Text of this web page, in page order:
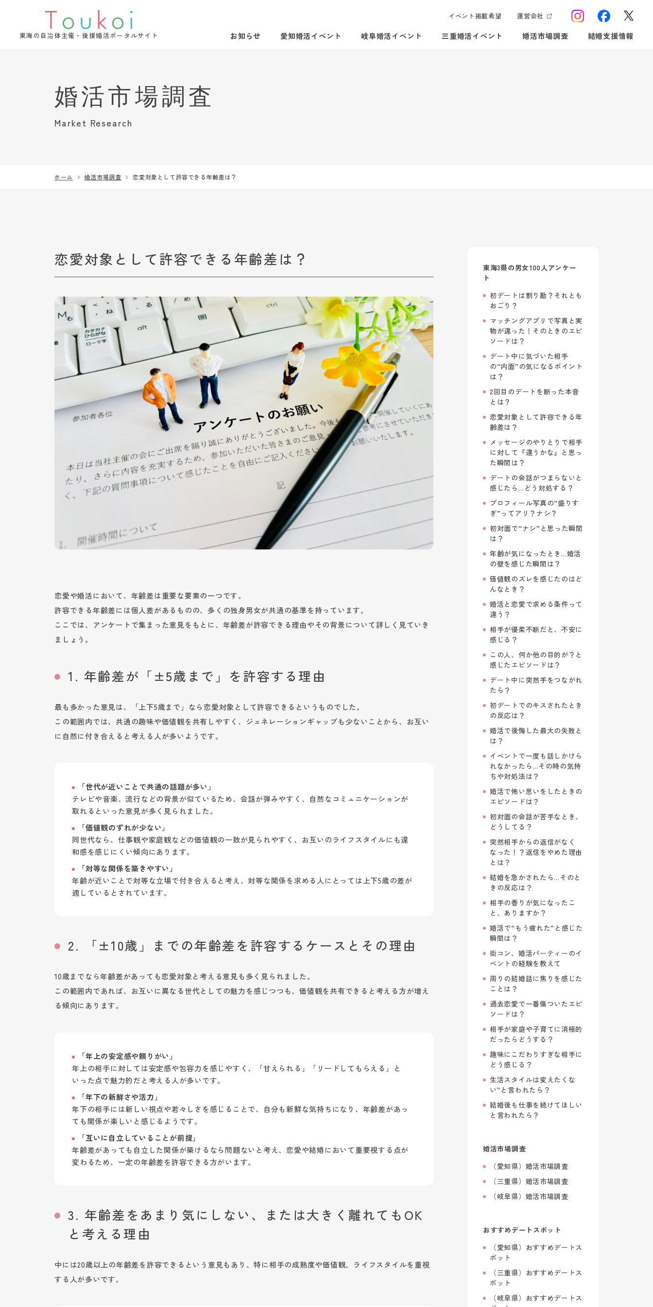
東海の自治体主催・後援婚活ポータルサイト
イベント掲載希望 運営会社
お知らせ 愛知婚活イベント 岐阜婚活イベント 三重婚活イベント 婚活市場調査 結婚支援情報
Market Research
ホーム 婚活市場調査 恋愛対象として許容できる年齢差は？
恋愛対象として許容できる年齢差は？
恋愛や婚活において、年齢差は重要な要素の一つです。
許容できる年齢差には個人差があるものの、多くの独身男女が共通の基準を持っています。
ここでは、アンケートで集まった意見をもとに、年齢差が許容できる理由やその背景について詳しく見ていき
ましょう。
1. 年齢差が「±5歳まで」を許容する理由
最も多かった意見は、「上下5歳まで」なら恋愛対象として許容できるというものでした。
この範囲内では、共通の趣味や価値観を共有しやすく、ジェネレーションギャップも少ないことから、お互い
に自然に付き合えると考える人が多いようです。
「世代が近いことで共通の話題が多い」
テレビや音楽、流行などの背景が似ているため、会話が弾みやすく、自然なコミュニケーションが
取れるといった意見が多く見られました。
「価値観のずれが少ない」
同世代なら、仕事観や家庭観などの価値観の一致が見られやすく、お互いのライフスタイルにも違
和感を感じにくい傾向にあります。
「対等な関係を築きやすい」
年齢が近いことで対等な立場で付き合えると考え、対等な関係を求める人にとっては上下5歳の差が
適しているとされています。
2. 「±10歳」までの年齢差を許容するケースとその理由
10歳までなら年齢差があっても恋愛対象と考える意見も多く見られました。
この範囲内であれば、お互いに異なる世代としての魅力を感じつつも、価値観を共有できると考える方が増え
る傾向にあります。
「年上の安定感や頼りがい」
年上の相手に対しては安定感や包容力を感じやすく、「甘えられる」「リードしてもらえる」と
いった点で魅力的だと考える人が多いです。
「年下の新鮮さや活力」
年下の相手には新しい視点や若々しさを感じることで、自分も新鮮な気持ちになり、年齢差があっ
ても関係が楽しいと感じるようです。
「互いに自立していることが前提」
年齢差があっても自立した関係が築けるなら問題ないと考え、恋愛や結婚において重要視する点が
変わるため、一定の年齢差を許容できる方がいます。
3. 年齢差をあまり気にしない、または大きく離れてもOK
と考える理由
中には20歳以上の年齢差を許容できるという意見もあり、特に相手の成熟度や価値観、ライフスタイルを重視
する人が多いです。
東海3県の男女100人アンケー
ト
初デートは割り勘？それとも
おごり？
マッチングアプリで写真と実
物が違った！そのときのエピ
ソードは？
デート中に気づいた相手
の“内面”の気になるポイント
は？
2回目のデートを断った本音
とは？
恋愛対象として許容できる年
齢差は？
メッセージのやりとりで相手
に対して『違うかな』と思っ
た瞬間は？
デートの会話がつまらないと
感じたら…どう対処する？
プロフィール写真の“盛りす
ぎ”ってアリ？ナシ？
初対面で“ナシ”と思った瞬間
は？
年齢が気になったとき…婚活
の壁を感じた瞬間は？
価値観のズレを感じたのはど
んなとき？
婚活と恋愛で求める条件って
違う？
相手が優柔不断だと、不安に
感じる？
この人、何か他の目的が？と
感じたエピソードは？
デート中に突然手をつながれ
たら？
初デートでのキスされたとき
の反応は？
婚活で後悔した最大の失敗と
は？
イベントで一度も話しかけら
れなかったら…その時の気持
ちや対処法は？
婚活で怖い思いをしたときの
エピソードは？
初対面の会話が苦手なとき、
どうしてる？
突然相手からの返信がなく
なった！？返信をやめた理由
とは？
結婚を急かされたら…そのと
きの反応は？
相手の香りが気になったこ
と、ありますか？
婚活で“もう疲れた”と感じた
瞬間は？
街コン、婚活パーティーのイ
ベントの経験を教えて
周りの結婚話に焦りを感じた
ことは？
過去恋愛で一番傷ついたエピ
ソードは？
相手が家庭や子育てに消極的
だったらどうする？
趣味にこだわりすぎな相手に
どう感じる？
生活スタイルは変えたくな
い”と言われたら？
結婚後も仕事を続けてほしい
と言われたら？
婚活市場調査
（愛知県）婚活市場調査
（三重県）婚活市場調査
（岐阜県）婚活市場調査
おすすめデートスポット
（愛知県）おすすめデートス
ポット
（三重県）おすすめデートス
ポット
（岐阜県）おすすめデートス